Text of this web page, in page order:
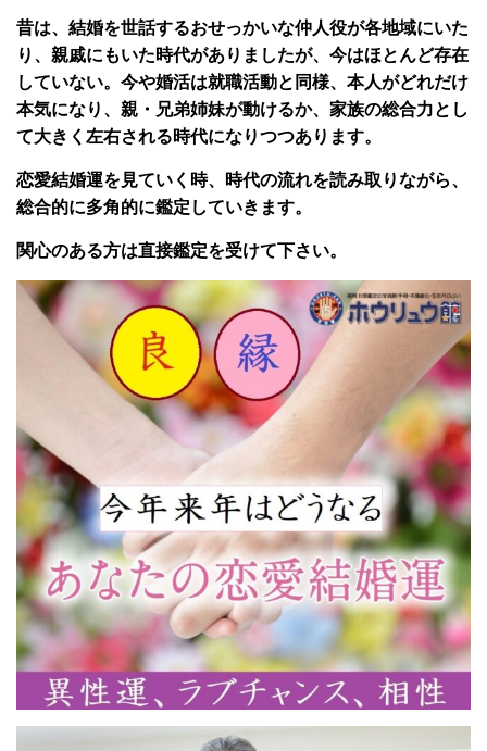
昔は、結婚を世話するおせっかいな仲人役が各地域にいた
り、親戚にもいた時代がありましたが、今はほとんど存在
していない。今や婚活は就職活動と同様、本人がどれだけ
本気になり、親・兄弟姉妹が動けるか、家族の総合力とし
て大きく左右される時代になりつつあります。
恋愛結婚運を見ていく時、時代の流れを読み取りながら、
総合的に多角的に鑑定していきます。
関心のある方は直接鑑定を受けて下さい。